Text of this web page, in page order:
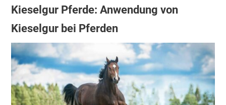
Kieselgur Pferde: Anwendung von
Kieselgur bei Pferden